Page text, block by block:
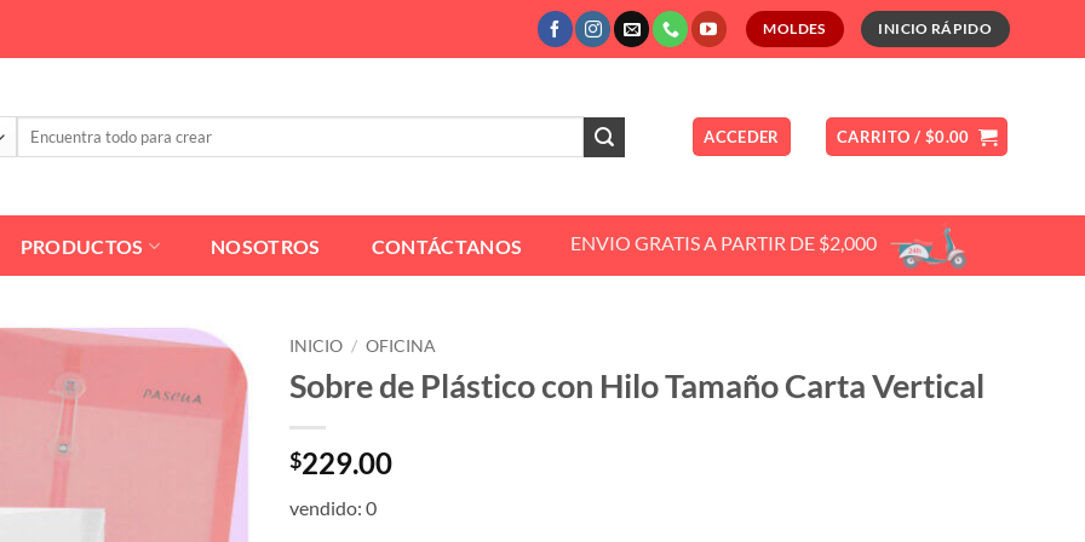
MOLDES INICIO RÁPIDO
Buscar
ACCEDER CARRITO / $0.00
PRODUCTOS NOSOTROS CONTÁCTANOS ENVIO GRATIS A PARTIR DE $2,000
INICIO / OFICINA
Sobre de Plástico con Hilo Tamaño Carta Vertical
$229.00
vendido: 0